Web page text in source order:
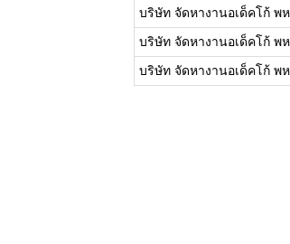
บริษัท จัดหางานอเด็คโก้ พ
บริษัท จัดหางานอเด็คโก้ พ
บริษัท จัดหางานอเด็คโก้ พ